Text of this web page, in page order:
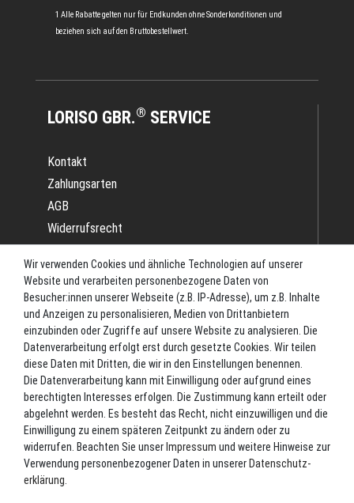
1 Alle Rabatte gelten nur für Endkunden ohne Sonderkonditionen und
beziehen sich auf den Bruttobestellwert.
LORISO GBR.® SERVICE
Kontakt
Zahlungsarten
AGB
Widerrufsrecht
Impressum
Datenschutz
Batterieverordnung
Versand
Blog
TOP-KATEGORIEN
Angel-Rollen
Angel-Zubehör
Bekleidung
Camping
Wir verwenden Cookies und ähnliche Technologien auf unserer
Website und verarbeiten personenbezogene Daten von
Besucher:innen unserer Webseite (z.B. IP-Adresse), um z.B. Inhalte
und Anzeigen zu personalisieren, Medien von Drittanbietern
einzubinden oder Zugriffe auf unsere Website zu analysieren. Die
Datenverarbeitung erfolgt erst durch gesetzte Cookies. Wir teilen
diese Daten mit Dritten, die wir in den Einstellungen benennen.
Die Datenverarbeitung kann mit Einwilligung oder aufgrund eines
berechtigten Interesses erfolgen. Die Zustimmung kann erteilt oder
abgelehnt werden. Es besteht das Recht, nicht einzuwilligen und die
Einwilligung zu einem späteren Zeitpunkt zu ändern oder zu
widerrufen. Beachten Sie unser Impressum und weitere Hinweise zur
Verwendung personenbezogener Daten in unserer Daten­schutz­
erklärung